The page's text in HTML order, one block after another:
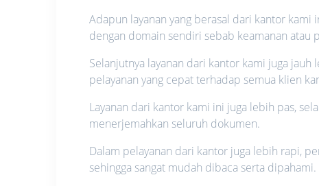
Adapun layanan yang berasal dari kantor
dengan domain sendiri sebab keamanan atau
Selanjutnya layanan dari kantor kami juga
pelayanan yang cepat terhadap semua klien
Layanan dari kantor kami ini juga lebih pas,
menerjemahkan seluruh dokumen.
Dalam pelayanan dari kantor juga lebih rapi,
sehingga sangat mudah dibaca serta dipahami.